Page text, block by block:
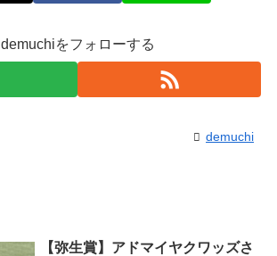
demuchiをフォローする
demuchi
【弥生賞】アドマイヤクワッズさ